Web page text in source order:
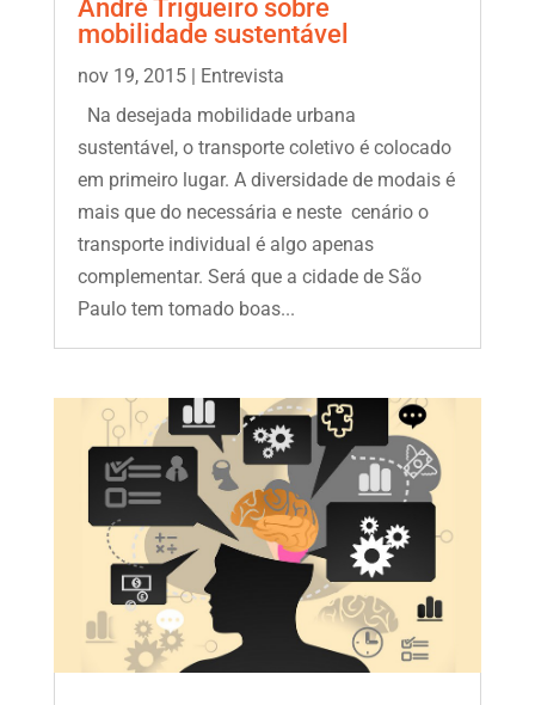
André Trigueiro sobre
mobilidade sustentável
nov 19, 2015| Entrevista
Na desejada mobilidade urbana
sustentável, o transporte coletivo é colocado
em primeiro lugar. A diversidade de modais é
mais que do necessária e neste cenário o
transporte individual é algo apenas
complementar. Será que a cidade de São
Paulo tem tomado boas...